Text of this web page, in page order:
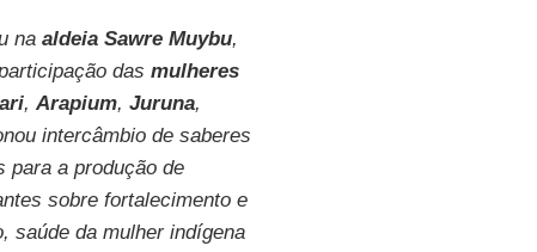
na aldeia Sawre Muybu,
das mulheres
, Arapium, Juruna,
intercâmbio de saberes
para a produção de
sobre fortalecimento e
saúde da mulher indígena